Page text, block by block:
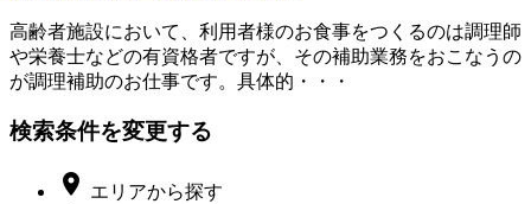
高齢者施設において、利用者様のお食事をつくるのは調理師
や栄養士などの有資格者ですが、その補助業務をおこなうの
が調理補助のお仕事です。具体的・・・
検索条件を変更する
 エリアから探す